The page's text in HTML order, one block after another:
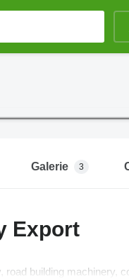
Galerie 3
Export
building machinery,